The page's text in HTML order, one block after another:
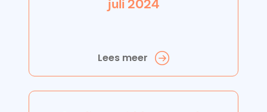
juli 2024
Lees meer